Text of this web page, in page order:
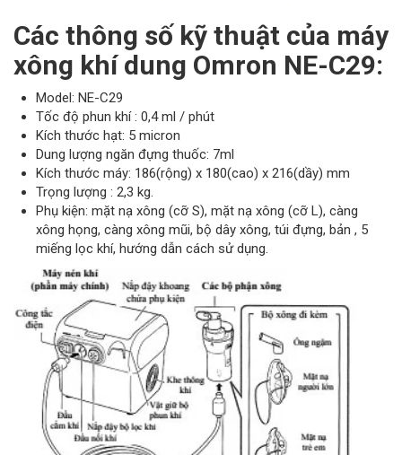
Các thông số kỹ thuật của máy
xông khí dung Omron NE-C29:
Model: NE-C29
Tốc độ phun khí : 0,4 ml / phút
Kích thước hạt: 5 micron
Dung lượng ngăn đựng thuốc: 7ml
Kích thước máy: 186(rộng) x 180(cao) x 216(dầy) mm
Trọng lượng : 2,3 kg.
Phụ kiện: mặt nạ xông (cỡ S), mặt nạ xông (cỡ L), càng
xông họng, càng xông mũi, bộ dây xông, túi đựng, bản , 5
miếng lọc khí, hướng dẫn cách sử dụng.